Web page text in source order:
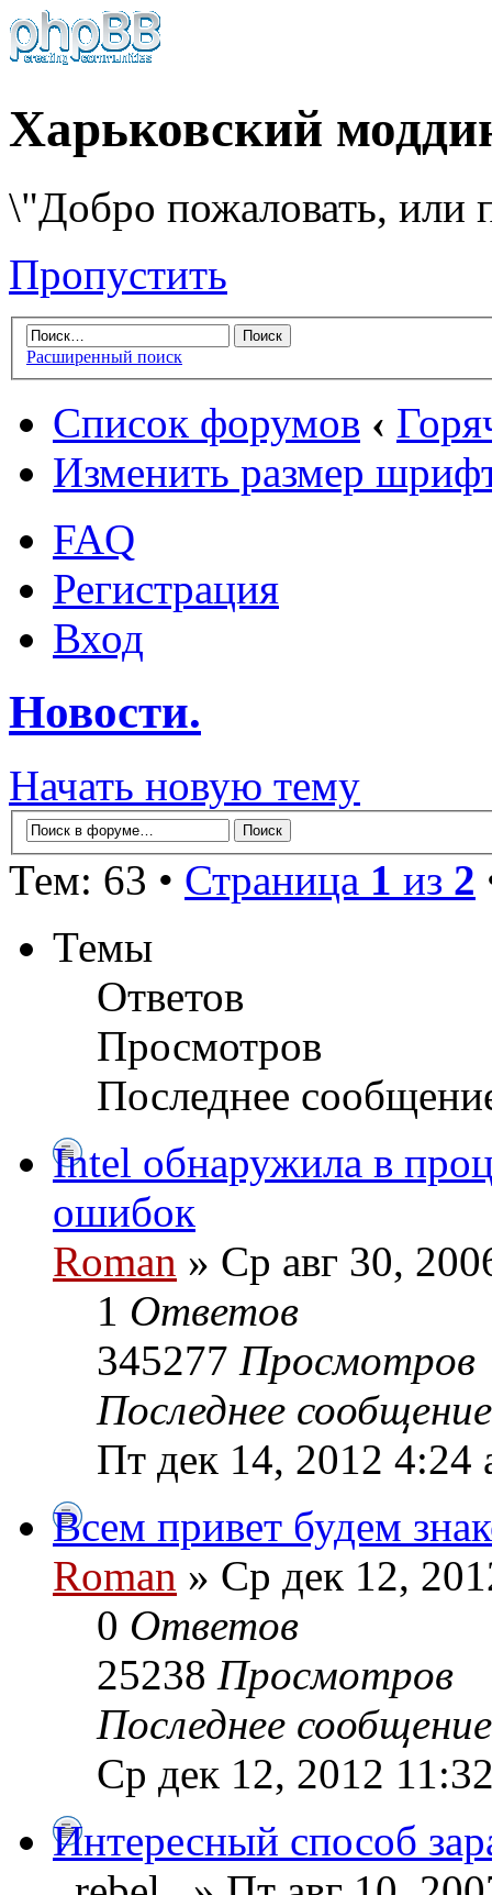
Харьковский
\"Добро пожаловать, или
Пропустить
Расширенный поиск
Список форумов ‹
Изменить размер
FAQ
Регистрация
Вход
Новости.
Начать новую тему
Тем: 63 • Страница 1 из 2
Темы
Ответов
Просмотров
Последнее
Intel обнаружила в
ошибок
Roman » Ср авг 30,
1 Ответов
345277 Просмотров
Последнее
Пт дек 14, 2012 4:24
Всем привет будем
Roman » Ср дек 12,
0 Ответов
25238 Просмотров
Последнее
Ср дек 12, 2012
Интересный способ